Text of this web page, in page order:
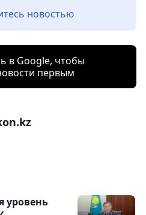
новостью
в Google, чтобы
первым
уровень